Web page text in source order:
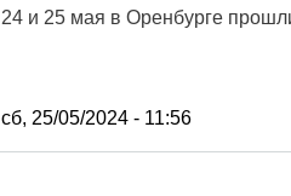
24 и 25 мая в Оренбурге
сб, 25/05/2024 - 11:56